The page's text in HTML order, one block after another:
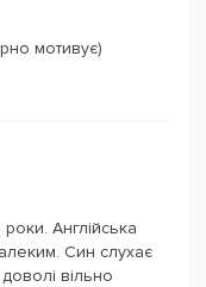
мотивує)
Англійська
Син слухає
доволі вільно